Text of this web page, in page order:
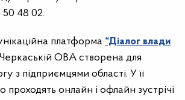
48 02.
платформа “Діалог влади
ОВА створена для
з підприємцями області. У її
проходять онлайн і офлайн зустрічі